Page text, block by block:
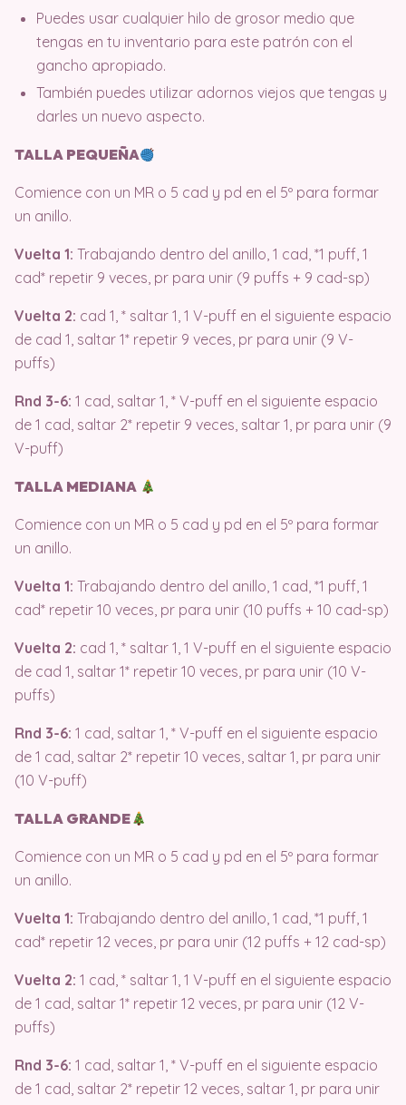
Puedes usar cualquier hilo de grosor medio que
tengas en tu inventario para este patrón con el
gancho apropiado.
También puedes utilizar adornos viejos que tengas y
darles un nuevo aspecto.
TALLA PEQUEÑA
Comience con un MR o 5 cad y pd en el 5º para formar
un anillo.
Vuelta 1: Trabajando dentro del anillo, 1 cad, *1 puff, 1
cad* repetir 9 veces, pr para unir (9 puffs + 9 cad-sp)
Vuelta 2: cad 1, * saltar 1, 1 V-puff en el siguiente espacio
de cad 1, saltar 1* repetir 9 veces, pr para unir (9 V-
puffs)
Rnd 3-6: 1 cad, saltar 1, * V-puff en el siguiente espacio
de 1 cad, saltar 2* repetir 9 veces, saltar 1, pr para unir (9
V-puff)
TALLA MEDIANA
Comience con un MR o 5 cad y pd en el 5º para formar
un anillo.
Vuelta 1: Trabajando dentro del anillo, 1 cad, *1 puff, 1
cad* repetir 10 veces, pr para unir (10 puffs + 10 cad-sp)
Vuelta 2: cad 1, * saltar 1, 1 V-puff en el siguiente espacio
de cad 1, saltar 1* repetir 10 veces, pr para unir (10 V-
puffs)
Rnd 3-6: 1 cad, saltar 1, * V-puff en el siguiente espacio
de 1 cad, saltar 2* repetir 10 veces, saltar 1, pr para unir
(10 V-puff)
TALLA GRANDE
Comience con un MR o 5 cad y pd en el 5º para formar
un anillo.
Vuelta 1: Trabajando dentro del anillo, 1 cad, *1 puff, 1
cad* repetir 12 veces, pr para unir (12 puffs + 12 cad-sp)
Vuelta 2: 1 cad, * saltar 1, 1 V-puff en el siguiente espacio
de 1 cad, saltar 1* repetir 12 veces, pr para unir (12 V-
puffs)
Rnd 3-6: 1 cad, saltar 1, * V-puff en el siguiente espacio
de 1 cad, saltar 2* repetir 12 veces, saltar 1, pr para unir